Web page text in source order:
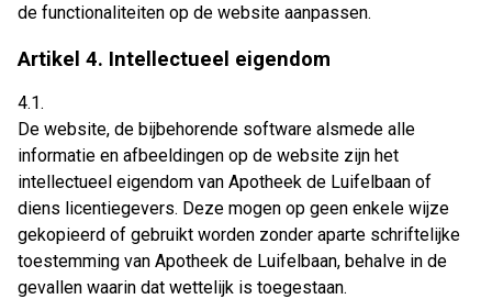
de functionaliteiten op de website aanpassen.
Artikel 4. Intellectueel eigendom
4.1.
De website, de bijbehorende software alsmede alle
informatie en afbeeldingen op de website zijn het
intellectueel eigendom van Apotheek de Luifelbaan of
diens licentiegevers. Deze mogen op geen enkele wijze
gekopieerd of gebruikt worden zonder aparte schriftelijke
toestemming van Apotheek de Luifelbaan, behalve in de
gevallen waarin dat wettelijk is toegestaan.